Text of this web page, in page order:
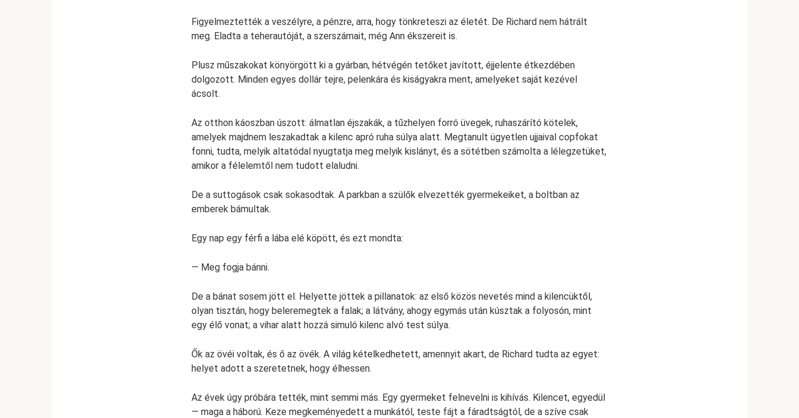
Figyelmeztették a veszélyre, a pénzre, arra, hogy tönkreteszi az életét. De Richard nem hátrált
meg. Eladta a teherautóját, a szerszámait, még Ann ékszereit is.
Plusz műszakokat könyörgött ki a gyárban, hétvégén tetőket javított, éjjelente étkezdében
dolgozott. Minden egyes dollár tejre, pelenkára és kiságyakra ment, amelyeket saját kezével
ácsolt.
Az otthon káoszban úszott: álmatlan éjszakák, a tűzhelyen forró üvegek, ruhaszárító kötelek,
amelyek majdnem leszakadtak a kilenc apró ruha súlya alatt. Megtanult ügyetlen ujjaival copfokat
fonni, tudta, melyik altatódal nyugtatja meg melyik kislányt, és a sötétben számolta a lélegzetüket,
amikor a félelemtől nem tudott elaludni.
De a suttogások csak sokasodtak. A parkban a szülők elvezették gyermekeiket, a boltban az
emberek bámultak.
Egy nap egy férfi a lába elé köpött, és ezt mondta:
— Meg fogja bánni.
De a bánat sosem jött el. Helyette jöttek a pillanatok: az első közös nevetés mind a kilencüktől,
olyan tisztán, hogy beleremegtek a falak; a látvány, ahogy egymás után kúsztak a folyosón, mint
egy élő vonat; a vihar alatt hozzá simuló kilenc alvó test súlya.
Ők az övéi voltak, és ő az övék. A világ kételkedhetett, amennyit akart, de Richard tudta az egyet:
helyet adott a szeretetnek, hogy élhessen.
Az évek úgy próbára tették, mint semmi más. Egy gyermeket felnevelni is kihívás. Kilencet, egyedül
— maga a háború. Keze megkeményedett a munkától, teste fájt a fáradtságtól, de a szíve csak